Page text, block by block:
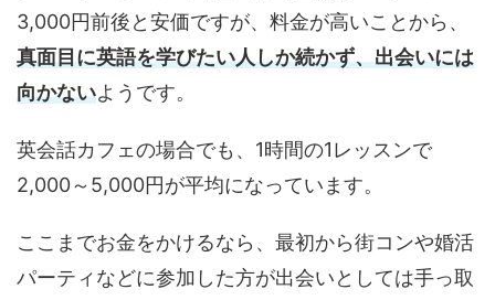
3,000円前後と安価ですが、料金が高いことから、
真面目に英語を学びたい人しか続かず、出会いには
向かないようです。
英会話カフェの場合でも、1時間の1レッスンで
2,000～5,000円が平均になっています。
ここまでお金をかけるなら、最初から街コンや婚活
パーティなどに参加した方が出会いとしては手っ取